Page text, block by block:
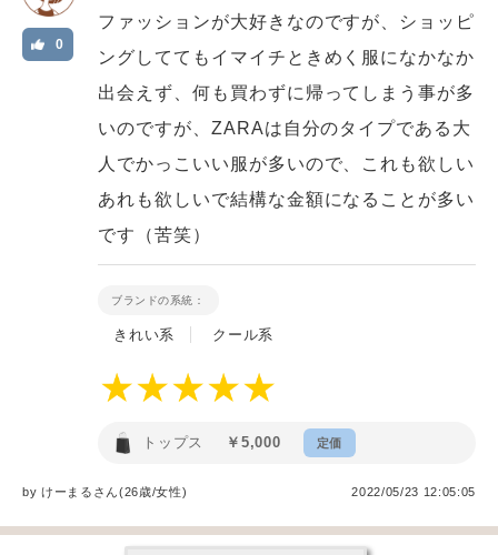
0
ファッションが大好きなのですが、ショッピ
ングしててもイマイチときめく服になかなか
出会えず、何も買わずに帰ってしまう事が多
いのですが、ZARAは自分のタイプである大
人でかっこいい服が多いので、これも欲しい
あれも欲しいで結構な金額になることが多い
です（苦笑）
ブランドの系統：
きれい系 クール系
トップス ￥5,000 定価
byけーまる さん(26歳/女性) 2022/05/23 12:05:05